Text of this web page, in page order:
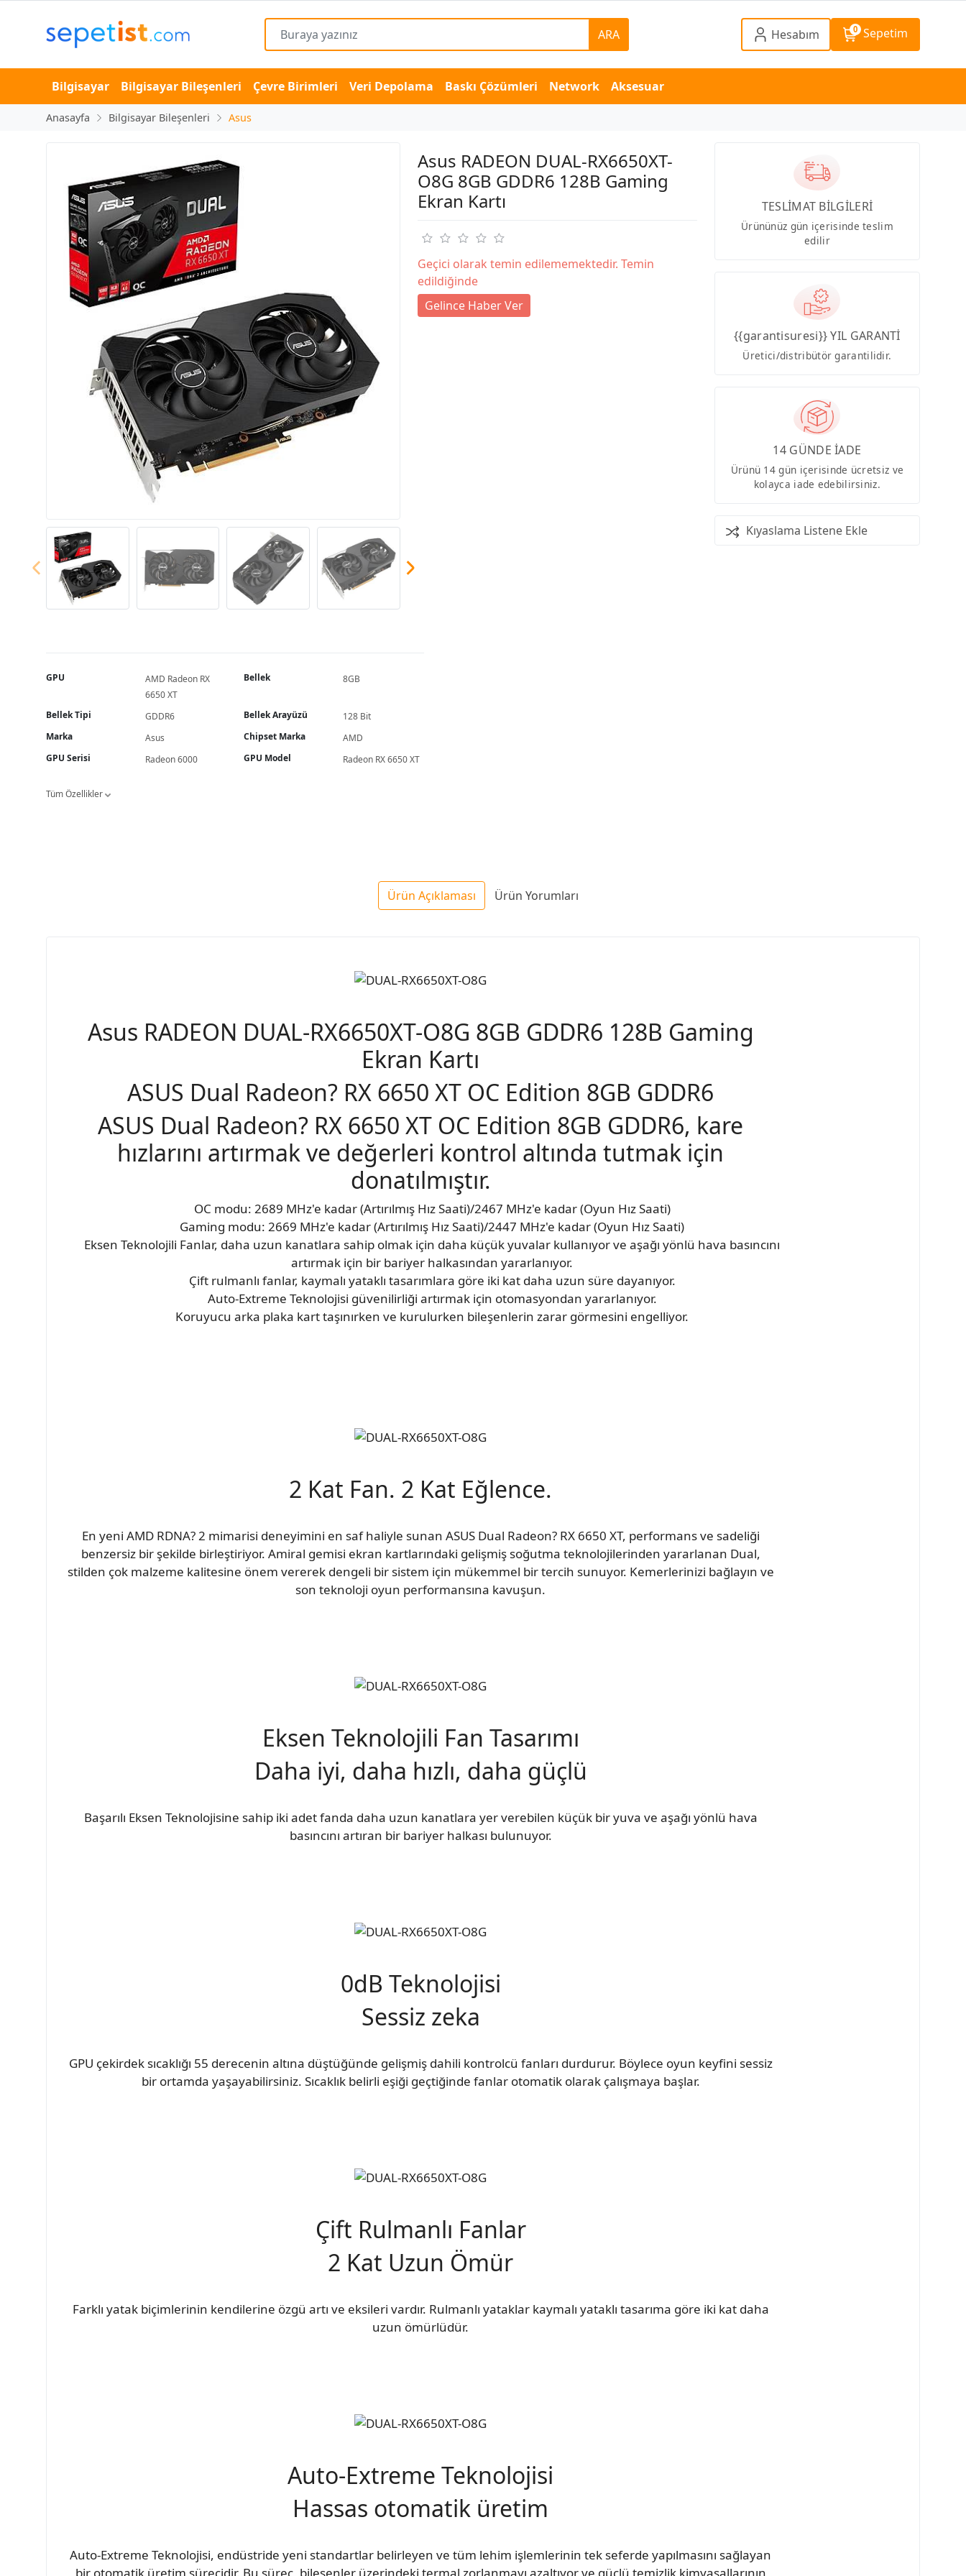
ARA Hesabım 0 Sepetim
Bilgisayar Bilgisayar Bileşenleri Çevre Birimleri Veri Depolama Baskı Çözümleri Network Aksesuar
Anasayfa Bilgisayar Bileşenleri Asus
Asus RADEON DUAL-RX6650XT-
O8G 8GB GDDR6 128B Gaming
Ekran Kartı
Geçici olarak temin edilememektedir. Temin
edildiğinde
Gelince Haber Ver
TESLİMAT BİLGİLERİ
Ürününüz gün içerisinde teslim
edilir
{{garantisuresi}} YIL GARANTİ
Üretici/distribütör garantilidir.
14 GÜNDE İADE
Ürünü 14 gün içerisinde ücretsiz ve
kolayca iade edebilirsiniz.
Kıyaslama Listene Ekle
GPU
AMD Radeon RX
6650 XT
Bellek 8GB
Bellek Tipi GDDR6 Bellek Arayüzü
128 Bit
Marka
Asus Chipset Marka
AMD
GPU Serisi
Radeon 6000 GPU Model Radeon RX 6650 XT
Tüm Özellikler
Ürün Açıklaması Ürün Yorumları
Asus RADEON DUAL-RX6650XT-O8G 8GB GDDR6 128B Gaming
Ekran Kartı
ASUS Dual Radeon? RX 6650 XT OC Edition 8GB GDDR6
ASUS Dual Radeon? RX 6650 XT OC Edition 8GB GDDR6, kare
hızlarını artırmak ve değerleri kontrol altında tutmak için
donatılmıştır.
OC modu: 2689 MHz'e kadar (Artırılmış Hız Saati)/2467 MHz'e kadar (Oyun Hız Saati)
Gaming modu: 2669 MHz'e kadar (Artırılmış Hız Saati)/2447 MHz'e kadar (Oyun Hız Saati)
Eksen Teknolojili Fanlar, daha uzun kanatlara sahip olmak için daha küçük yuvalar kullanıyor ve aşağı yönlü hava basıncını
artırmak için bir bariyer halkasından yararlanıyor.
Çift rulmanlı fanlar, kaymalı yataklı tasarımlara göre iki kat daha uzun süre dayanıyor.
Auto-Extreme Teknolojisi güvenilirliği artırmak için otomasyondan yararlanıyor.
Koruyucu arka plaka kart taşınırken ve kurulurken bileşenlerin zarar görmesini engelliyor.
2 Kat Fan. 2 Kat Eğlence.
En yeni AMD RDNA? 2 mimarisi deneyimini en saf haliyle sunan ASUS Dual Radeon? RX 6650 XT, performans ve sadeliği
benzersiz bir şekilde birleştiriyor. Amiral gemisi ekran kartlarındaki gelişmiş soğutma teknolojilerinden yararlanan Dual,
stilden çok malzeme kalitesine önem vererek dengeli bir sistem için mükemmel bir tercih sunuyor. Kemerlerinizi bağlayın ve
son teknoloji oyun performansına kavuşun.
Eksen Teknolojili Fan Tasarımı
Daha iyi, daha hızlı, daha güçlü
Başarılı Eksen Teknolojisine sahip iki adet fanda daha uzun kanatlara yer verebilen küçük bir yuva ve aşağı yönlü hava
basıncını artıran bir bariyer halkası bulunuyor.
0dB Teknolojisi
Sessiz zeka
GPU çekirdek sıcaklığı 55 derecenin altına düştüğünde gelişmiş dahili kontrolcü fanları durdurur. Böylece oyun keyfini sessiz
bir ortamda yaşayabilirsiniz. Sıcaklık belirli eşiği geçtiğinde fanlar otomatik olarak çalışmaya başlar.
Çift Rulmanlı Fanlar
2 Kat Uzun Ömür
Farklı yatak biçimlerinin kendilerine özgü artı ve eksileri vardır. Rulmanlı yataklar kaymalı yataklı tasarıma göre iki kat daha
uzun ömürlüdür.
Auto-Extreme Teknolojisi
Hassas otomatik üretim
Auto-Extreme Teknolojisi, endüstride yeni standartlar belirleyen ve tüm lehim işlemlerinin tek seferde yapılmasını sağlayan